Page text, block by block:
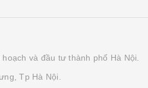
và đầu tư thành phố Hà Nội.
Tp Hà Nội.